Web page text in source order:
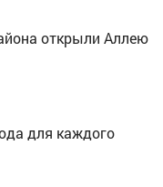
открыли Аллею
для каждого